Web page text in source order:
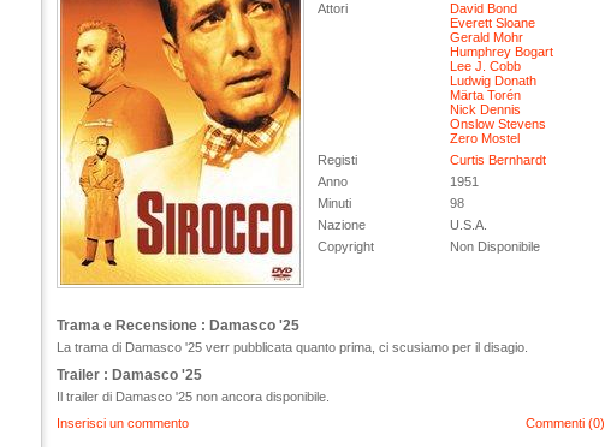
Attori
David Bond
Everett Sloane
Gerald Mohr
Humphrey Bogart
Lee J. Cobb
Ludwig Donath
Märta Torén
Nick Dennis
Onslow Stevens
Zero Mostel
Registi
Curtis Bernhardt
Anno
1951
Minuti
98
Nazione
U.S.A.
Copyright
Non Disponibile
Trama e Recensione : Damasco '25
La trama di Damasco '25 verr pubblicata quanto prima, ci scusiamo per il disagio.
Trailer : Damasco '25
Il trailer di Damasco '25 non ancora disponibile.
Commenti (0)
Inserisci un commento